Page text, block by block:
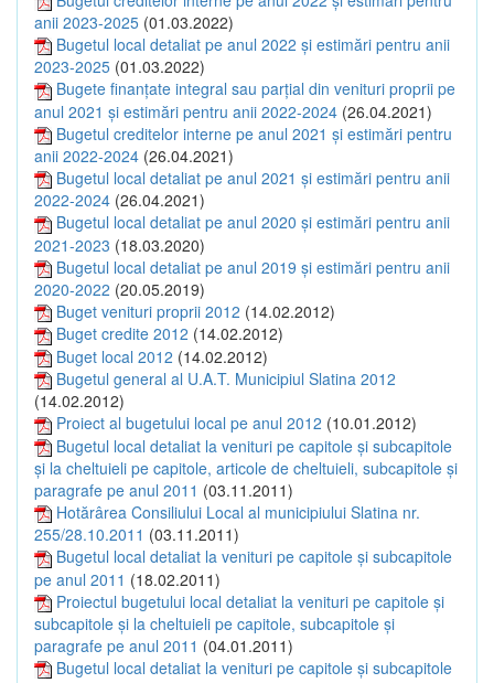
anii 2023-2025 (01.03.2022)
Bugetul local detaliat pe anul 2022 și estimări pentru anii
2023-2025 (01.03.2022)
Bugete finanțate integral sau parțial din venituri proprii pe
anul 2021 și estimări pentru anii 2022-2024 (26.04.2021)
Bugetul creditelor interne pe anul 2021 și estimări pentru
anii 2022-2024 (26.04.2021)
Bugetul local detaliat pe anul 2021 și estimări pentru anii
2022-2024 (26.04.2021)
Bugetul local detaliat pe anul 2020 și estimări pentru anii
2021-2023 (18.03.2020)
Bugetul local detaliat pe anul 2019 și estimări pentru anii
2020-2022 (20.05.2019)
Buget venituri proprii 2012 (14.02.2012)
Buget credite 2012 (14.02.2012)
Buget local 2012 (14.02.2012)
Bugetul general al U.A.T. Municipiul Slatina 2012
(14.02.2012)
Proiect al bugetului local pe anul 2012 (10.01.2012)
Bugetul local detaliat la venituri pe capitole şi subcapitole
şi la cheltuieli pe capitole, articole de cheltuieli, subcapitole şi
paragrafe pe anul 2011 (03.11.2011)
Hotărârea Consiliului Local al municipiului Slatina nr.
255/28.10.2011 (03.11.2011)
Bugetul local detaliat la venituri pe capitole şi subcapitole
pe anul 2011 (18.02.2011)
Proiectul bugetului local detaliat la venituri pe capitole şi
subcapitole şi la cheltuieli pe capitole, subcapitole şi
paragrafe pe anul 2011 (04.01.2011)
Bugetul local detaliat la venituri pe capitole şi subcapitole